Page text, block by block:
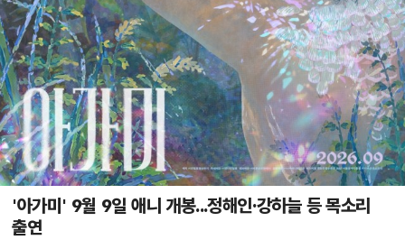
'아가미' 9월 9일 애니 개봉...정해인·강하늘 등 목소리
출연